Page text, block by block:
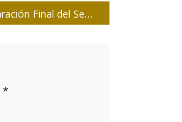
Declaración Final del Segundo Coloquio Internacional “Patria”
*